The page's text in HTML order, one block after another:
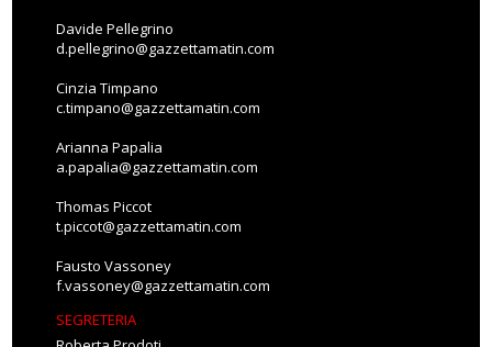
Davide Pellegrino
d.pellegrino@gazzettamatin.com
Cinzia Timpano
c.timpano@gazzettamatin.com
Arianna Papalia
a.papalia@gazzettamatin.com
Thomas Piccot
t.piccot@gazzettamatin.com
Fausto Vassoney
f.vassoney@gazzettamatin.com
SEGRETERIA